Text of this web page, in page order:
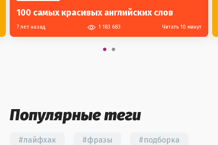
100 самых красивых английских слов
7 лет назад 1 183 683 Читать 10 минут
Популярные теги
#лайфхак #фразы #подборка